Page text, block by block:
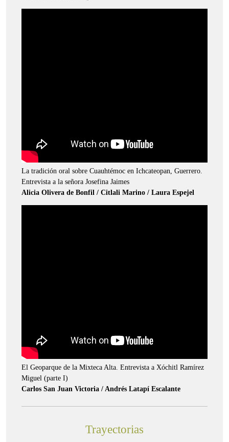
La tradición oral sobre Cuauhtémoc en Ichcateopan, Guerrero.
Entrevista a la señora Josefina Jaimes
Alicia Olivera de Bonfil / Citlali Marino / Laura Espejel
El Geoparque de la Mixteca Alta. Entrevista a Xóchitl Ramírez
Miguel (parte I)
Carlos San Juan Victoria / Andrés Latapí Escalante
Trayectorias